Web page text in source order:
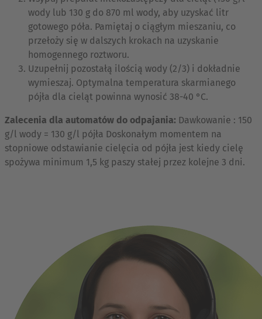
wody lub 130 g do 870 ml wody, aby uzyskać litr
gotowego póła. Pamiętaj o ciągłym mieszaniu, co
przełoży się w dalszych krokach na uzyskanie
homogennego roztworu.
Uzupełnij pozostałą ilością wody (2/3) i dokładnie
wymieszaj. Optymalna temperatura skarmianego
pójła dla cieląt powinna wynosić 38-40 °C.
Zalecenia dla automatów do odpajania: Dawkowanie : 150
g/l wody = 130 g/l pójła Doskonałym momentem na
stopniowe odstawianie cielęcia od pójła jest kiedy cielę
spożywa minimum 1,5 kg paszy stałej przez kolejne 3 dni.